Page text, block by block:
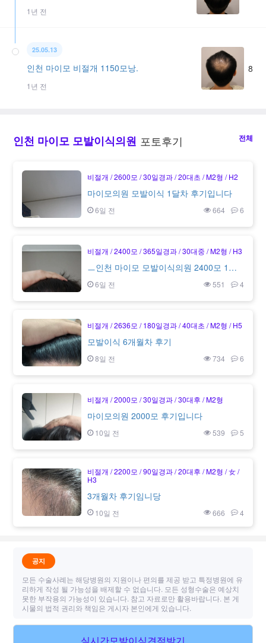
1년 전
25.05.13
인천 마이모 비절개 1150모낭.
1년 전
8
인천 마이모 모발이식의원 포토후기 전체
비절개 2600모 30일경과 20대초 M2형 H2
마이모의원 모발이식 1달차 후기입니다
6일 전 664 6
비절개 2400모 365일경과 30대중 M2형 H3
ㅡ인천 마이모 모발이식의원 2400모 1년차 경과후기
6일 전 551 4
비절개 2636모 180일경과 40대초 M2형 H5
모발이식 6개월차 후기
8일 전 734 6
비절개 2000모 30일경과 30대후 M2형
마이모의원 2000모 후기입니다
10일 전 539 5
비절개 2200모 90일경과 20대후 M2형
女
H3
3개월차 후기임니당
10일 전 666 4
공지
모든 수술사례는 해당병원의 지원이나 편의를 제공 받고 특정병원에 유
리하게 작성 될 가능성을 배제할 수 없습니다. 모든 성형수술은 예상치
못한 부작용의 가능성이 있습니다. 참고 자료로만 활용바랍니다. 본 게
시물의 법적 권리와 책임은 게시자 본인에게 있습니다.
실시간모발이식견적받기